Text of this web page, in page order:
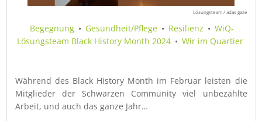
Lösungsteam / adas gaze
Begegnung • Gesundheit/Pflege • Resilienz • WiQ-
Lösungsteam Black History Month 2024 • Wir im Quartier
Während des Black History Month im Februar leisten die
Mitglieder der Schwarzen Community viel unbezahlte
Arbeit, und auch das ganze Jahr…